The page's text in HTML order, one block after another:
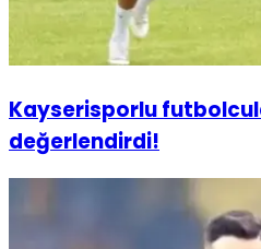
Kayserisporlu
değerlendirdi!